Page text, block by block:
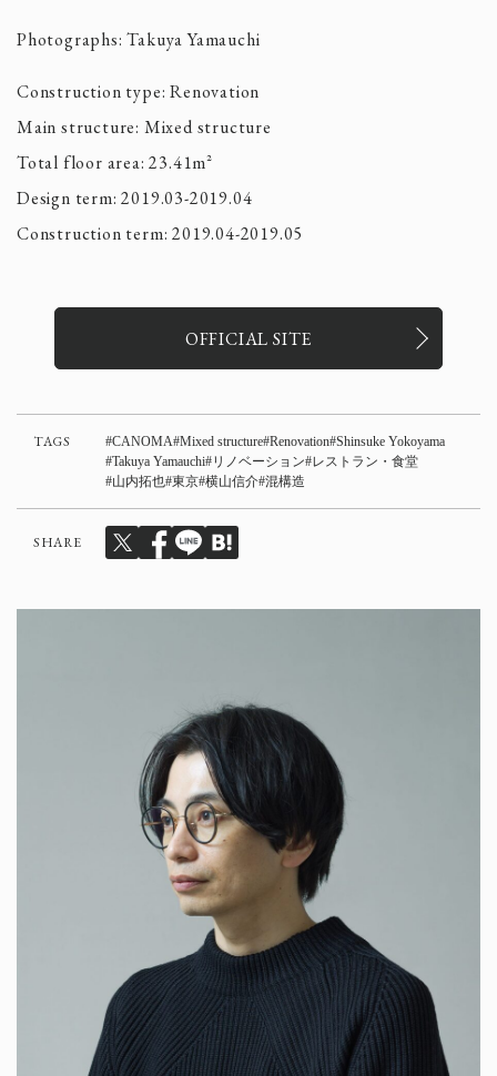
Photographs: Takuya Yamauchi
Construction type: Renovation
Main structure: Mixed structure
Total floor area: 23.41m²
Design term: 2019.03-2019.04
Construction term: 2019.04-2019.05
OFFICIAL SITE
TAGS CANOMA Mixed structure Renovation Shinsuke Yokoyama
Takuya Yamauchi リノベーション レストラン・食堂
山内拓也 東京 横山信介 混構造
SHARE